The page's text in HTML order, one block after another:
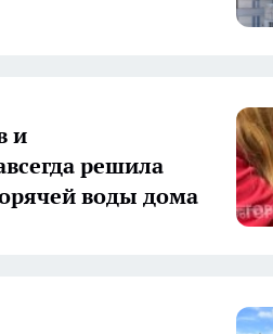
и
решила
воды дома